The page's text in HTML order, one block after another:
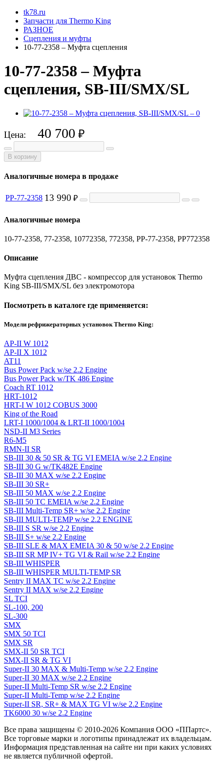
tk78.ru
Запчасти для Thermo King
РАЗНОЕ
Сцепления и муфты
10-77-2358 – Муфта сцепления
10-77-2358 – Муфта
сцепления, SB-III/SMX/SL
Цена: 40 700 ₽
В корзину
Аналогичные номера в продаже
PP-77-2358 13 990 ₽
Аналогичные номера
10-77-2358, 77-2358, 10772358, 772358, PP-77-2358, PP772358
Описание
Муфта сцепления ДВС - компрессор для установок Thermo
King SB-III/SMX/SL без электромотора
Посмотреть в каталоге где применяется:
Модели рефрижераторных установок Thermo King:
AP-II W 1012
AP-II X 1012
AT11
Bus Power Pack w/se 2.2 Engine
Bus Power Pack w/TK 486 Engine
Coach RT 1012
HRT-1012
HRT-I W 1012 COBUS 3000
King of the Road
LRT-I 1000/1004 & LRT-II 1000/1004
NSD-II M3 Series
R6-M5
RMN-II SR
SB-III 30 & 50 SR & TG VI EMEIA w/se 2.2 Engine
SB-III 30 G w/TK482E Engine
SB-III 30 MAX w/se 2.2 Engine
SB-III 30 SR+
SB-III 50 MAX w/se 2.2 Engine
SB-III 50 TC EMEIA w/se 2.2 Engine
SB-III Multi-Temp SR+ w/se 2.2 Engine
SB-III MULTI-TEMP w/se 2.2 ENGINE
SB-III S SR w/se 2.2 Engine
SB-III S+ w/se 2.2 Engine
SB-III SLE & MAX EMEIA 30 & 50 w/se 2.2 Engine
SB-III SR MP IV+ TG VI & Rail w/se 2.2 Engine
SB-III WHISPER
SB-III WHISPER MULTI-TEMP SR
Sentry II MAX TC w/se 2.2 Engine
Sentry II MAX w/se 2.2 Engine
SL TCI
SL-100, 200
SL-300
SMX
SMX 50 TCI
SMX SR
SMX-II 50 SR TCI
SMX-II SR & TG VI
Super-II 30 MAX & Multi-Temp w/se 2.2 Engine
Super-II 30 MAX w/se 2.2 Engine
Super-II Multi-Temp SR w/se 2.2 Engine
Super-II Multi-Temp w/se 2.2 Engine
Super-II SR, SR+ & MAX TG VI w/se 2.2 Engine
TK6000 30 w/se 2.2 Engine
Все права защищены © 2010-2026 Компания ООО «ППартс».
Все торговые марки и логотипы принадлежат их владельцам.
Информация представленная на сайте ни при каких условиях
не является публичной офертой.